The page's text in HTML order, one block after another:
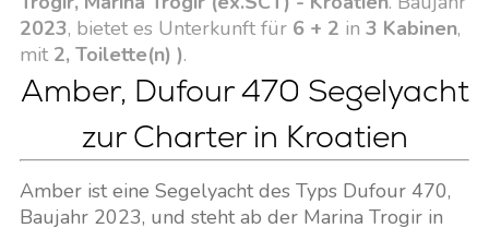
2023, bietet es Unterkunft für 6 + 2 in 3 Kabinen,
mit 2, Toilette(n) ).
Amber, Dufour 470 Segelyacht
zur Charter in Kroatien
Amber ist eine Segelyacht des Typs Dufour 470,
Baujahr 2023, und steht ab der Marina Trogir in